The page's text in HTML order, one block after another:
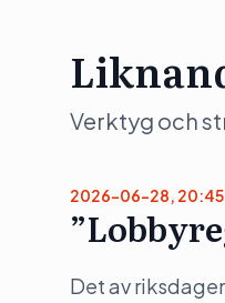
Verktyg och
2026-06-28, 20:45
Det av